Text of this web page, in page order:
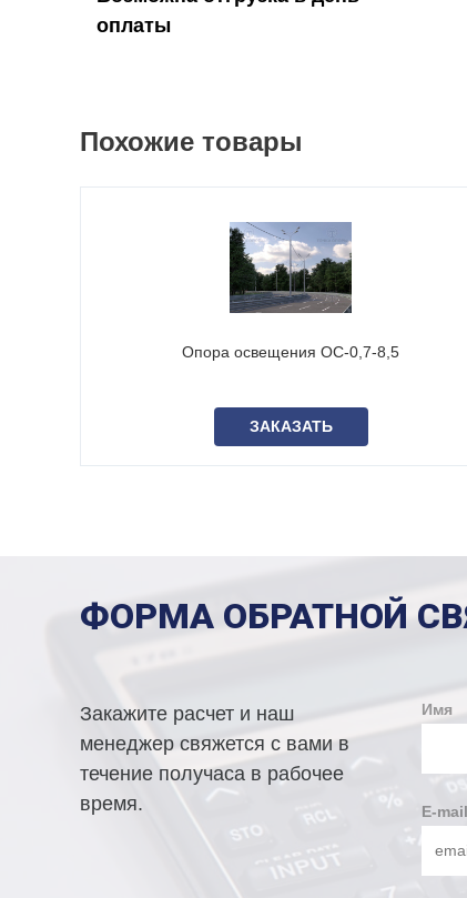
оплаты
Похожие товары
Опора освещения ОС-0,7-8,5
ЗАКАЗАТЬ
ФОРМА ОБРАТНОЙ
Закажите расчет и наш
менеджер свяжется с вами в
течение получаса в рабочее
время.
Имя
E-mail